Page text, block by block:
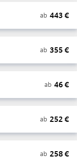
ab 443 €
ab 355 €
ab 46€
ab 252 €
ab 258€